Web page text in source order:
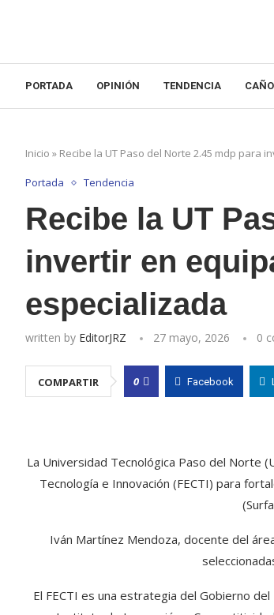
PORTADA OPINIÓN TENDENCIA
Inicio » Recibe la UT Paso del Norte 2.45 mdp para
Portada Tendencia
Recibe la UT
invertir en
especializada
written by EditorJRZ 27 mayo, 2026 0
COMPARTIR 0 Facebook
La Universidad Tecnológica Paso del Norte
Tecnología e Innovación (FECTI) para
Iván Martínez Mendoza, docente del
El FECTI es una estrategia del Gobierno